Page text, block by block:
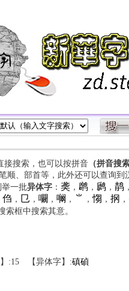
接搜索，也可以按拼音（拼音搜
顺、部首等，此外还可以查询
举一批异体字： 䶮 ， 䴙， 䴘， 䴖，
㑇 ， 㔾 ， 㘚 ， 㘎 ， ⺌ ， 㥮 ， 㧏 ，
索框中搜索其意。
:15 【异体字】:磌碵